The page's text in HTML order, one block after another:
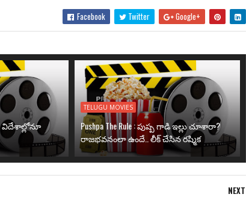
Facebook Twitter Google+
విదేశాల్లోనూ
TELUGU MOVIES
Pushpa The Rule : పుష్ప గాడి ఇల్లు చూశారా?
రాజభవనంలా ఉందే.. లీక్ చేసిన రష్మిక
NEXT